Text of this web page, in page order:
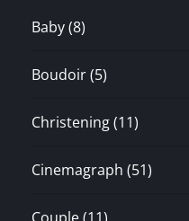
Baby(8)
Boudoir(5)
Christening(11)
Cinemagraph (51)